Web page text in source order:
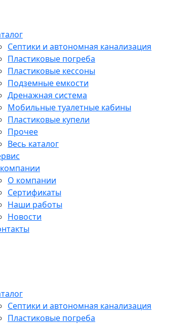
Септики и автономная канализация
Пластиковые погреба
Пластиковые кессоны
Подземные емкости
Дренажная система
Мобильные туалетные кабины
Пластиковые купели
Прочее
Весь каталог
О компании
Сертификаты
Наши работы
Новости
Септики и автономная канализация
Пластиковые погреба